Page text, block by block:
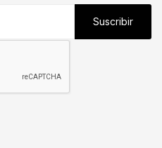
Suscribir